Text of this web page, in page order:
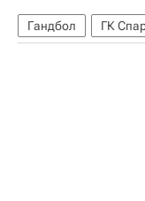
Гандбол ГК